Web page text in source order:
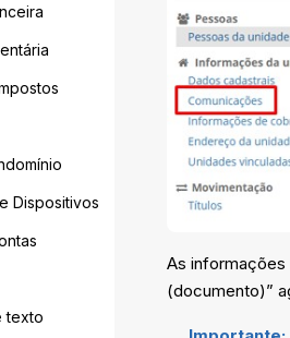
Dispositivos
texto
As informações
(documento)”